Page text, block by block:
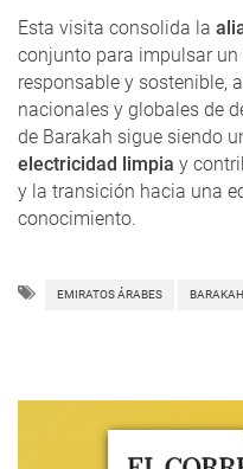
Esta visita consolida la
conjunto para impulsar un
responsable y sostenible,
nacionales y globales de
de Barakah sigue siendo
electricidad limpia y
y la transición hacia una
conocimiento.
EMIRATOS ÁRABES BARAKAH